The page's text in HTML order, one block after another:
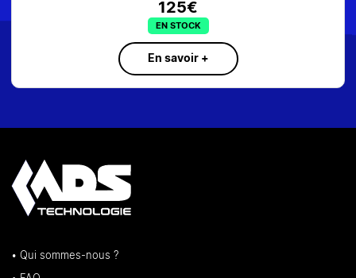
125€
EN STOCK
En savoir +
• Qui sommes-nous ?